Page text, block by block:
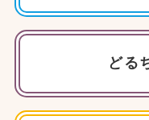
どる